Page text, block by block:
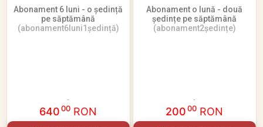
Abonament 6 luni - o ședință
pe săptămână
(abonament6luni1ședință)
64000 RON
Abonament o lună - două
ședințe pe săptămână
(abonament2ședințe)
20000 RON